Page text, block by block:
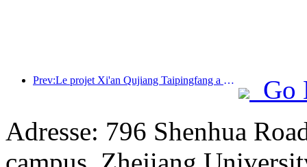
Prev:Le projet Xi'an Qujiang Taipingfang a officiellement débuté sa construction, avec une superficie totale de 137 000 mètres carrés.
Go
Adresse: 796 Shenhua